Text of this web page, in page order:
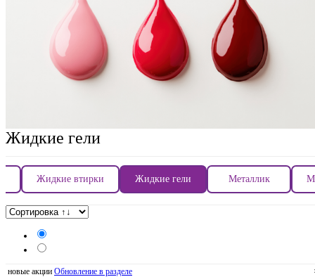
Жидкие гели
Жидкие втирки Жидкие гели Металлик
новые акции Обновление в разделе